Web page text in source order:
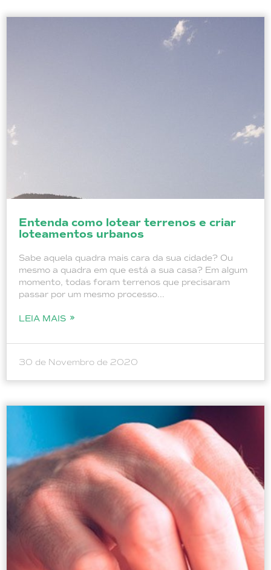
Entenda como lotear terrenos e criar
loteamentos urbanos
Sabe aquela quadra mais cara da sua cidade? Ou
mesmo a quadra em que está a sua casa? Em algum
momento, todas foram terrenos que precisaram
passar por um mesmo processo...
LEIA MAIS
30 de Novembro de 2020